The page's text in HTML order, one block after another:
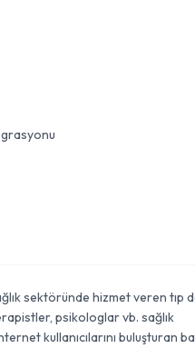
sektöründe hizmet veren tıp
psikologlar vb. sağlık
kullanıcılarını buluşturan